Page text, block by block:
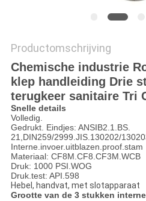
Productomschrijving
Chemische industrie
klep handleiding Drie
terugkeer sanitaire Tri
Snelle details
Volledig.
Gedrukt. Eindjes: ANSIB2.1.BS.
21,DIN259/2999.JIS.130202/
Interne.invoer.uitblazen.proof.stam
Materiaal: CF8M.CF8.CF3M.WCB
Druk: 1000 PSI.WOG
Druk.test: API.598
Hebel, handvat, met slotapparaat
Grootte van de 3 stukken